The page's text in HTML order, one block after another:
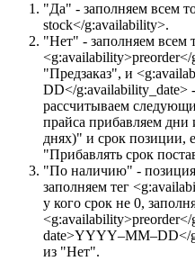
"Да" - заполняем всем
stock</g:availability>.
"Нет" - заполняем всем
"Предзаказ", и
DD</g:availability_​date>
рассчитываем
прайса прибавляем дни
днях)" и срок позиции,
"Прибавлять срок
"По наличию" -
заполняем тег
у кого срок не 0,
date>YYYY–MM–DD</
из "Нет".